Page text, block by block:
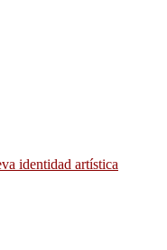
identidad artística